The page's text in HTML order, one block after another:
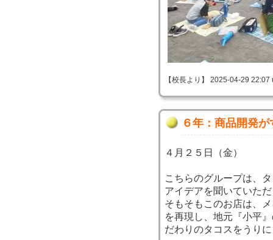
【校長より】 2025-04-29 22:07
６年：商品開発
４月２５日（金）
こちらのグループは、
アイデアを聞いていた
そもそもこのお店は、
を再現し、地元『小平
だわりのタコスをうり